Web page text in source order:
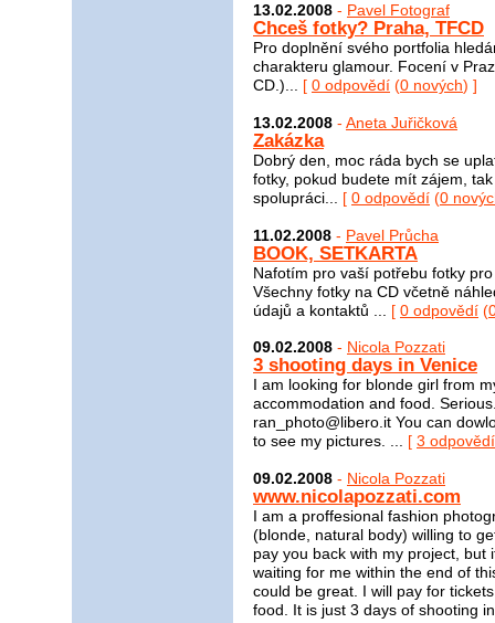
13.02.2008 - Pavel Fotograf
Chceš fotky? Praha, TFCD
Pro doplnění svého portfolia
charakteru glamour. Focení v
CD.)... [ 0 odpovědí (0 nových) ]
13.02.2008 - Aneta Juřičková
Zakázka
Dobrý den, moc ráda bych se
fotky, pokud budete mít zájem,
spolupráci... [ 0 odpovědí (0
11.02.2008 - Pavel Průcha
BOOK, SETKARTA
Nafotím pro vaší potřebu fotky
Všechny fotky na CD včetně
údajů a kontaktů ... [ 0 odpovědí (
09.02.2008 - Nicola Pozzati
3 shooting days in Venice
I am looking for blonde girl from
accommodation and food.
ran_photo@libero.it You can
to see my pictures. ... [ 3 odpovědí
09.02.2008 - Nicola Pozzati
www.nicolapozzati.com
I am a proffesional fashion
(blonde, natural body) willing to
pay you back with my project,
waiting for me within the end of
could be great. I will pay for
food. It is just 3 days of shooting